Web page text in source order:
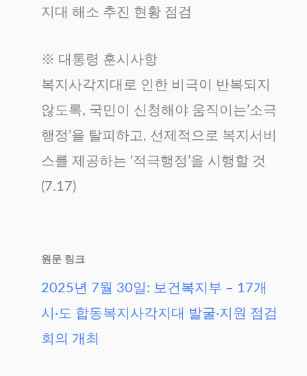
지대 해소 추진 현황 점검
※ 대통령 훈시사항
복지사각지대로 인한 비극이 반복되지
않도록, 국민이 신청해야 움직이는’소극
행정’을 탈피하고, 선제적으로 복지서비
스를 제공하는 ‘적극행정’을 시행할 것
(7.17)
원문 링크
2025년 7월 30일: 보건복지부 – 17개
시·도 합동복지사각지대 발굴‧지원 점검
회의 개최